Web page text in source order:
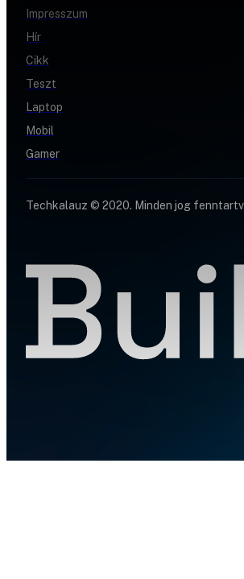
Impresszum
Hír
Cikk
Teszt
Laptop
Mobil
Gamer
Techkalauz © 2020. Minden jog